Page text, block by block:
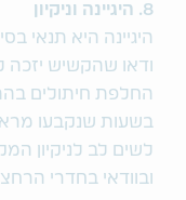
8. היגיינה וניקיון
היגיינה היא תנאי
ודאו שהקשיש יזכה
החלפת חיתולים
בשעות שנקבעו
לשים לב לניקיון
ובוודאי בחדרי